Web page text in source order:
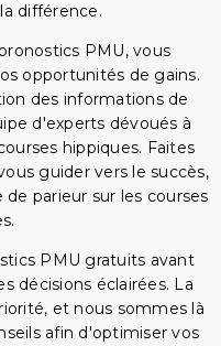
différence.
PMU, vous
opportunités de gains.
des informations de
d'experts dévoués à
hippiques. Faites
guider vers le succès,
parieur sur les courses
PMU gratuits avant
décisions éclairées. La
et nous sommes là
afin d'optimiser vos